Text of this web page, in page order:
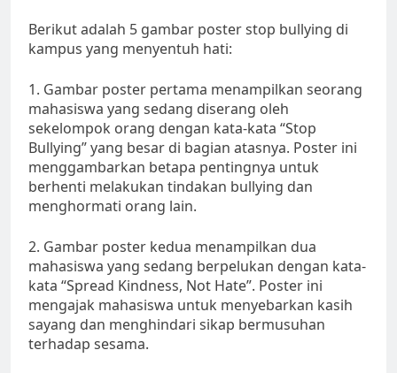
Berikut adalah 5 gambar poster stop bullying di
kampus yang menyentuh hati:
1. Gambar poster pertama menampilkan seorang
mahasiswa yang sedang diserang oleh
sekelompok orang dengan kata-kata “Stop
Bullying” yang besar di bagian atasnya. Poster ini
menggambarkan betapa pentingnya untuk
berhenti melakukan tindakan bullying dan
menghormati orang lain.
2. Gambar poster kedua menampilkan dua
mahasiswa yang sedang berpelukan dengan kata-
kata “Spread Kindness, Not Hate”. Poster ini
mengajak mahasiswa untuk menyebarkan kasih
sayang dan menghindari sikap bermusuhan
terhadap sesama.